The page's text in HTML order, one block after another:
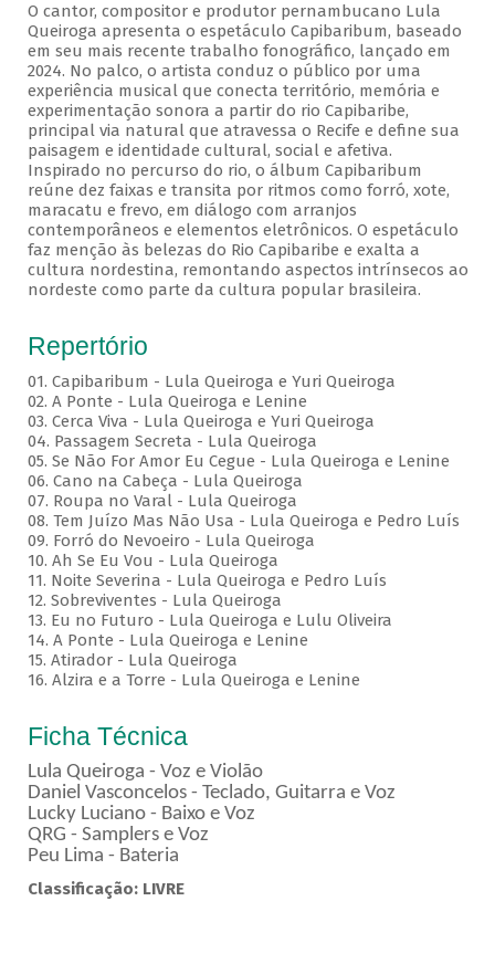
O cantor, compositor e produtor pernambucano Lula
Queiroga apresenta o espetáculo Capibaribum, baseado
em seu mais recente trabalho fonográfico, lançado em
2024. No palco, o artista conduz o público por uma
experiência musical que conecta território, memória e
experimentação sonora a partir do rio Capibaribe,
principal via natural que atravessa o Recife e define sua
paisagem e identidade cultural, social e afetiva.
Inspirado no percurso do rio, o álbum Capibaribum
reúne dez faixas e transita por ritmos como forró, xote,
maracatu e frevo, em diálogo com arranjos
contemporâneos e elementos eletrônicos. O espetáculo
faz menção às belezas do Rio Capibaribe e exalta a
cultura nordestina, remontando aspectos intrínsecos ao
nordeste como parte da cultura popular brasileira.
Repertório
01. Capibaribum - Lula Queiroga e Yuri Queiroga
02. A Ponte - Lula Queiroga e Lenine
03. Cerca Viva - Lula Queiroga e Yuri Queiroga
04. Passagem Secreta - Lula Queiroga
05. Se Não For Amor Eu Cegue - Lula Queiroga e Lenine
06. Cano na Cabeça - Lula Queiroga
07. Roupa no Varal - Lula Queiroga
08. Tem Juízo Mas Não Usa - Lula Queiroga e Pedro Luís
09. Forró do Nevoeiro - Lula Queiroga
10. Ah Se Eu Vou - Lula Queiroga
11. Noite Severina - Lula Queiroga e Pedro Luís
12. Sobreviventes - Lula Queiroga
13. Eu no Futuro - Lula Queiroga e Lulu Oliveira
14. A Ponte - Lula Queiroga e Lenine
15. Atirador - Lula Queiroga
16. Alzira e a Torre - Lula Queiroga e Lenine
Ficha Técnica
Lula Queiroga - Voz e Violão
Daniel Vasconcelos - Teclado, Guitarra e Voz
Lucky Luciano - Baixo e Voz
QRG - Samplers e Voz
Peu Lima - Bateria
Classificação: LIVRE